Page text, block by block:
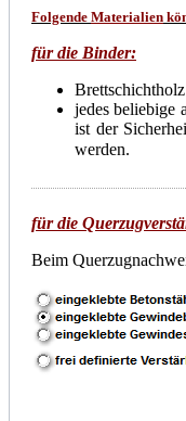
Folgende Materialien
für die Binder:
jedes beliebige
ist der
werden.
für die
Beim